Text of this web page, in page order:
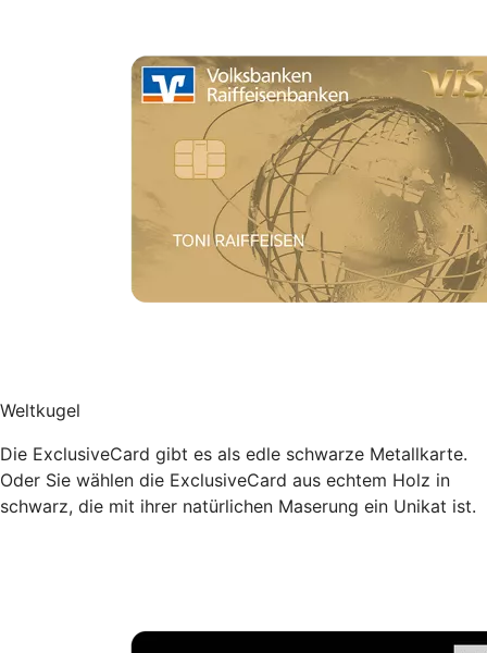
Weltkugel
Die ExclusiveCard gibt es als edle schwarze Metallkarte.
Oder Sie wählen die ExclusiveCard aus echtem Holz in
schwarz, die mit ihrer natürlichen Maserung ein Unikat ist.